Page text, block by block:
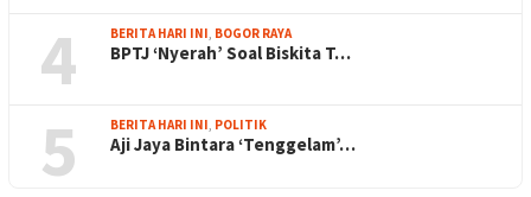
4 BERITA HARI INI, BOGOR RAYA
BPTJ ‘Nyerah’ Soal Biskita T…
5 BERITA HARI INI, POLITIK
Aji Jaya Bintara ‘Tenggelam’…